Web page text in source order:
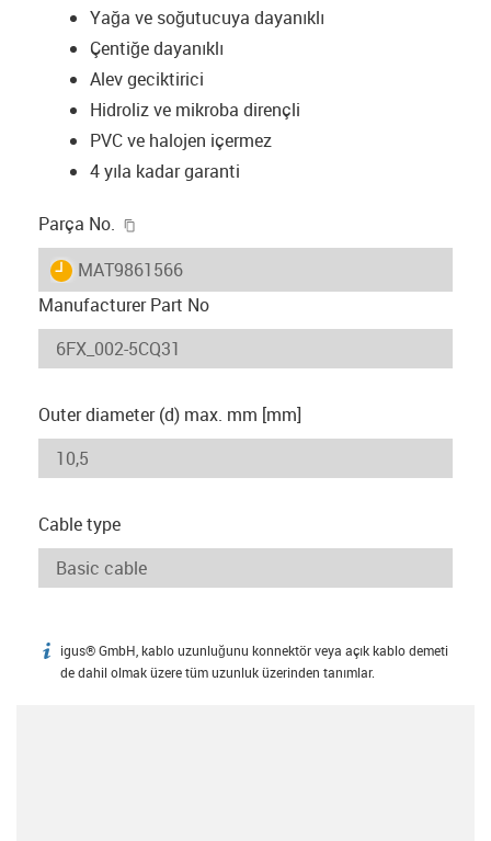
Yağa ve soğutucuya dayanıklı
Çentiğe dayanıklı
Alev geciktirici
Hidroliz ve mikroba dirençli
PVC ve halojen içermez
4 yıla kadar garanti
Parça No.
igus-icon-lieferzeit
MAT9861566
Manufacturer Part No
Outer diameter (d) max. mm [mm]
Cable type
igus-icon-info
igus® GmbH, kablo uzunluğunu konnektör veya açık kablo demeti
de dahil olmak üzere tüm uzunluk üzerinden tanımlar.